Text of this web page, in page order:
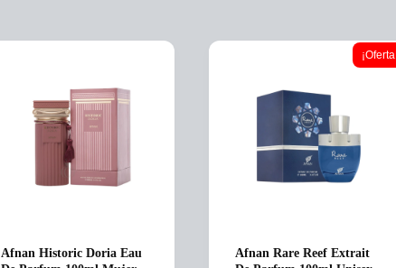
Afnan Historic Doria Eau
Afnan Rare Reef Extrait